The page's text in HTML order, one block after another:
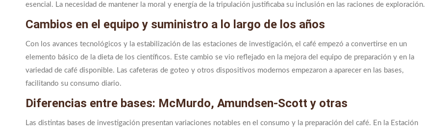
esencial. La necesidad de mantener la moral y energía de la tripulación justificaba su inclusión en las raciones de exploración.
Cambios en el equipo y suministro a lo largo de los años
Con los avances tecnológicos y la estabilización de las estaciones de investigación, el café empezó a convertirse en un
elemento básico de la dieta de los científicos. Este cambio se vio reflejado en la mejora del equipo de preparación y en la
variedad de café disponible. Las cafeteras de goteo y otros dispositivos modernos empezaron a aparecer en las bases,
facilitando su consumo diario.
Diferencias entre bases: McMurdo, Amundsen-Scott y otras
Las distintas bases de investigación presentan variaciones notables en el consumo y la preparación del café. En la Estación